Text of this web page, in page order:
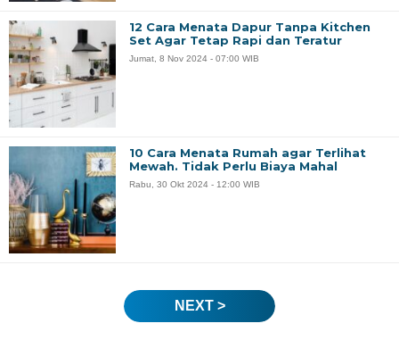
12 Cara Menata Dapur Tanpa Kitchen
Set Agar Tetap Rapi dan Teratur
Jumat, 8 Nov 2024 - 07:00 WIB
10 Cara Menata Rumah agar Terlihat
Mewah. Tidak Perlu Biaya Mahal
Rabu, 30 Okt 2024 - 12:00 WIB
NEXT >